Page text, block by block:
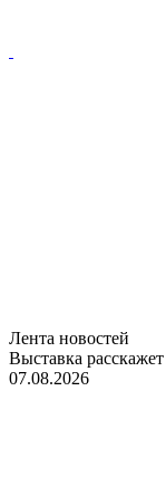
Лента новостей
Выставка
07.08.2026